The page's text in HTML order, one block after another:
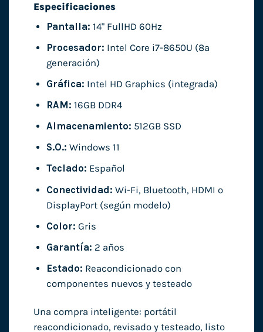
Especificaciones
Pantalla: 14" FullHD 60Hz
Procesador: Intel Core i7-8650U (8ª
generación)
Gráfica: Intel HD Graphics (integrada)
RAM: 16GB DDR4
Almacenamiento: 512GB SSD
S.O.: Windows 11
Teclado: Español
Conectividad: Wi-Fi, Bluetooth, HDMI o
DisplayPort (según modelo)
Color: Gris
Garantía: 2 años
Estado: Reacondicionado con
componentes nuevos y testeado
Una compra inteligente: portátil
reacondicionado, revisado y testeado, listo